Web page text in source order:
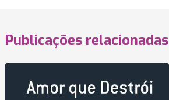
Publicações relacionadas